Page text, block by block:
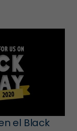
el Black